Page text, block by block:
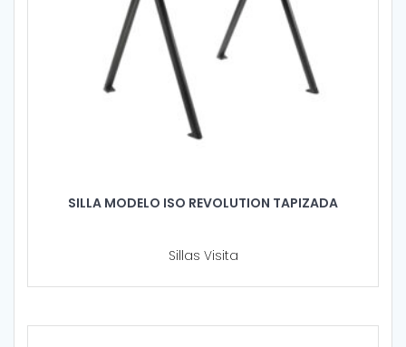
SILLA MODELO ISO REVOLUTION TAPIZADA
Sillas Visita